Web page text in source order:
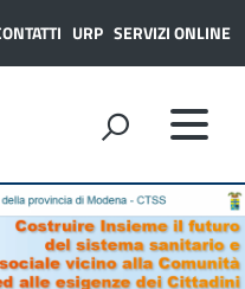
URP SERVIZI ONLINE